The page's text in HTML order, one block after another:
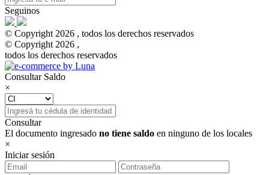
Seguinos
© Copyright 2026 , todos los derechos reservados
© Copyright 2026 ,
todos los derechos reservados
Consultar Saldo
×
Consultar
El documento ingresado no tiene saldo en ninguno de los locales
×
Iniciar sesión